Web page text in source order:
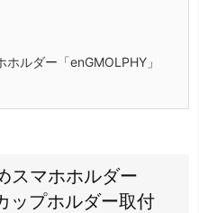
ルダー「enGMOLPHY」
スマホホルダー
ップホルダー取付